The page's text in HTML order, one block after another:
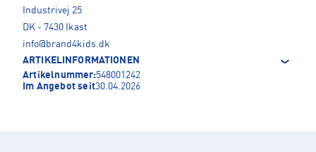
Industrivej 25
DK - 7430 Ikast
info@brand4kids.dk
ARTIKELINFORMATIONEN
Artikelnummer:548001242
Im Angebot seit30.04.2026